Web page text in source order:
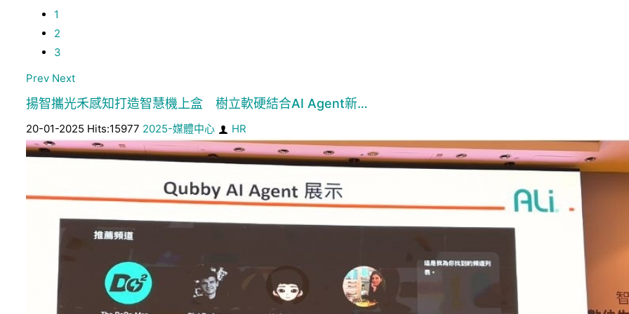
1
2
3
Prev Next
揚智攜光禾感知打造智慧機上盒 樹立軟硬結合AI Agent新…
20-01-2025 Hits:15977 2025-媒體中心 HR